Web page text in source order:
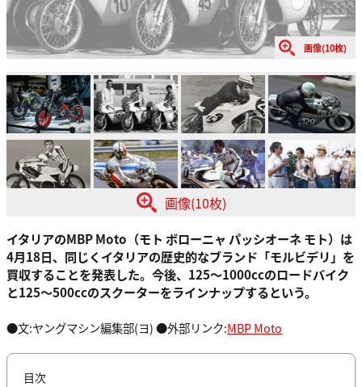
画像(10枚)
画像(10枚)
イタリアのMBP Moto（モト ボローニャ パッシオーネ モト）は
4月18日、同じくイタリアの歴史的なブランド「モルビデリ」を
買収することを発表した。今後、125～1000ccのロードバイク
と125～500ccのスクーターをラインナップするという。
●文:ヤングマシン編集部(ヨ) ●外部リンク:MBP Moto
目次